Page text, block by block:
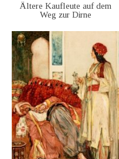
Ältere Kaufleute auf dem
Weg zur Dirne